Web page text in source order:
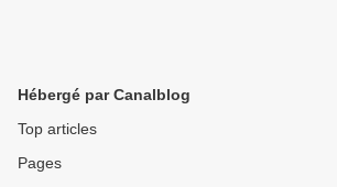
Hébergé par Canalblog
Top articles
Pages